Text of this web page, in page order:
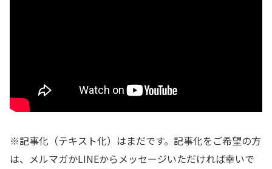
※記事化（テキスト化）はまだです。記事化をご希望の方
は、メルマガかLINEからメッセージいただければ幸いで